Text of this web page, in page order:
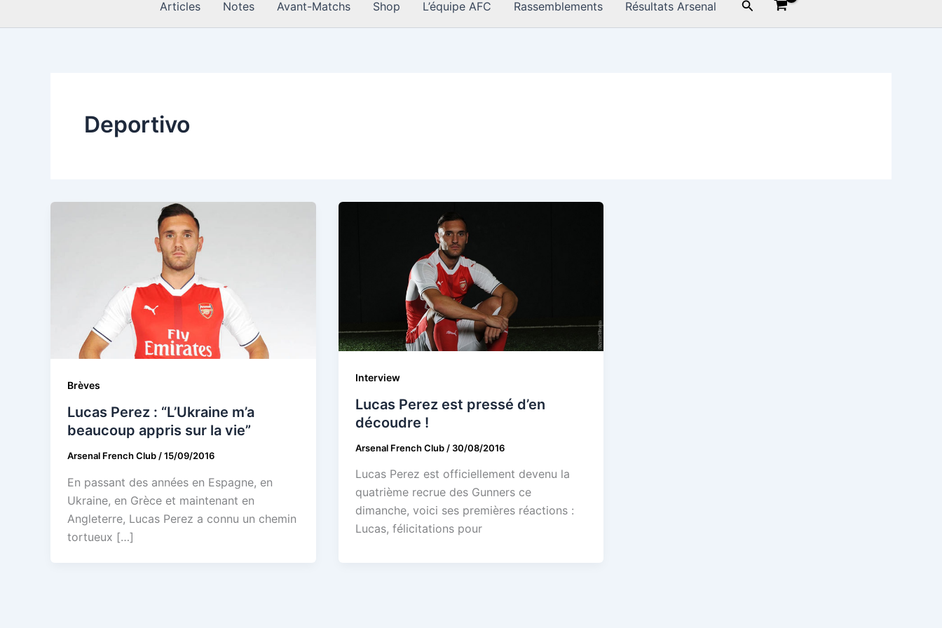
Articles Notes Avant-Matchs Shop L’équipe AFC Rassemblements Résultats Arsenal Rechercher
Deportivo
Brèves
Lucas Perez : “L’Ukraine m’a
beaucoup appris sur la vie”
Arsenal French Club /15/09/2016
En passant des années en Espagne, en
Ukraine, en Grèce et maintenant en
Angleterre, Lucas Perez a connu un chemin
tortueux […]
Interview
Lucas Perez est pressé d’en
découdre !
Arsenal French Club / 30/08/2016
Lucas Perez est officiellement devenu la
quatrième recrue des Gunners ce
dimanche, voici ses premières réactions :
Lucas, félicitations pour